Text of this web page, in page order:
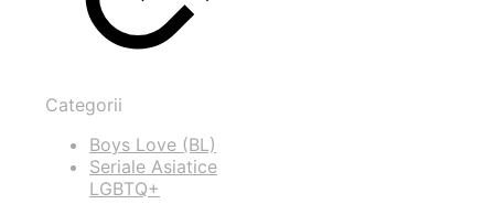
Categorii
Boys Love (BL)
Seriale Asiatice
LGBTQ+